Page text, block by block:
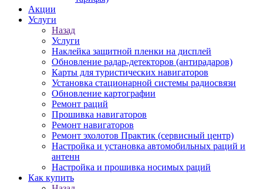
Акции
Услуги
Назад
Услуги
Наклейка защитной пленки на дисплей
Обновление радар-детекторов (антирадаров)
Карты для туристических навигаторов
Установка стационарной системы радиосвязи
Обновление картографии
Ремонт раций
Прошивка навигаторов
Ремонт навигаторов
Ремонт эхолотов Практик (сервисный центр)
Настройка и установка автомобильных раций и
антенн
Настройка и прошивка носимых раций
Как купить